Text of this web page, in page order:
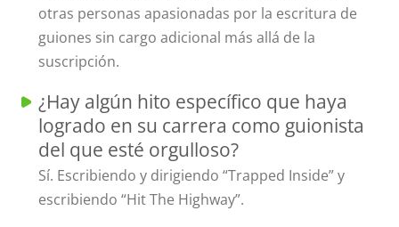
otras personas apasionadas por la escritura de
guiones sin cargo adicional más allá de la
suscripción.
¿Hay algún hito específico que haya
logrado en su carrera como guionista
del que esté orgulloso?
Sí. Escribiendo y dirigiendo “Trapped Inside” y
escribiendo “Hit The Highway”.